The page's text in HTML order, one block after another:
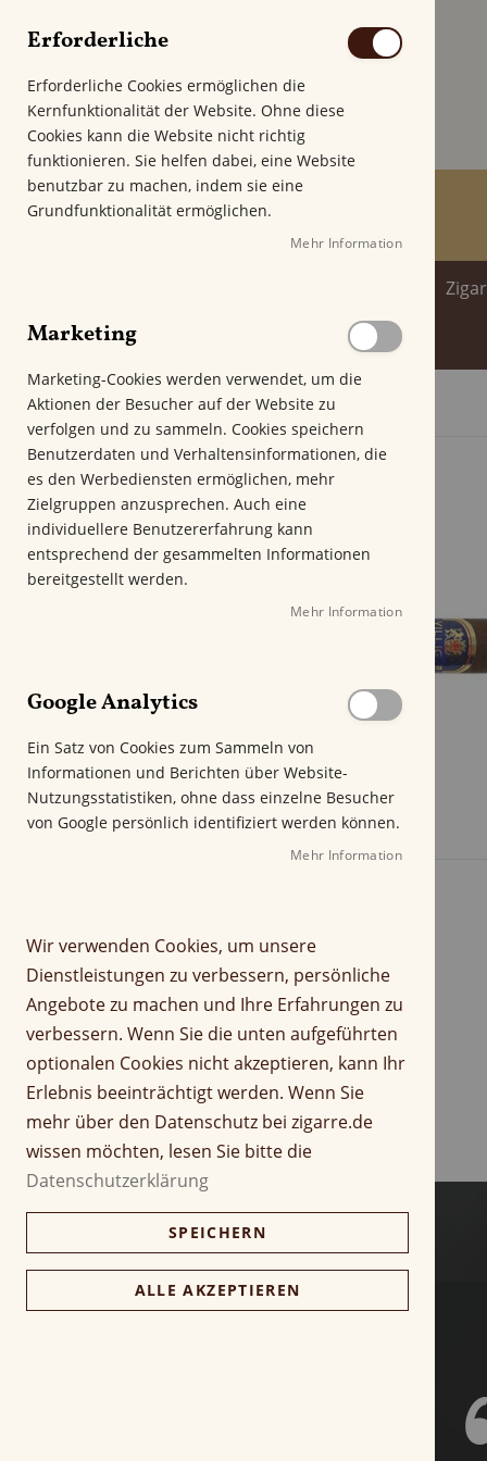
Spirituosenwelt
Startseite Villiger 1888 Nicaragua Robusto
Z
u
E
n
d
e
i
d
g
a
l
s
p
r
n
g
e
n
Z
u
A
n
f
a
g
d
r
i
Erforderliche
Erforderliche Cookies ermöglichen die
Kernfunktionalität der Website. Ohne diese
Cookies kann die Website nicht richtig
funktionieren. Sie helfen dabei, eine Website
benutzbar zu machen, indem sie eine
Grundfunktionalität ermöglichen.
Mehr Information
Marketing
Marketing-Cookies werden verwendet, um die
Aktionen der Besucher auf der Website zu
verfolgen und zu sammeln. Cookies speichern
Benutzerdaten und Verhaltensinformationen, die
es den Werbediensten ermöglichen, mehr
Zielgruppen anzusprechen. Auch eine
individuellere Benutzererfahrung kann
entsprechend der gesammelten Informationen
bereitgestellt werden.
Mehr Information
Google Analytics
Ein Satz von Cookies zum Sammeln von
Informationen und Berichten über Website-
Nutzungsstatistiken, ohne dass einzelne Besucher
von Google persönlich identifiziert werden können.
Mehr Information
Wir verwenden Cookies, um unsere
Dienstleistungen zu verbessern, persönliche
Angebote zu machen und Ihre Erfahrungen zu
verbessern. Wenn Sie die unten aufgeführten
optionalen Cookies nicht akzeptieren, kann Ihr
Erlebnis beeinträchtigt werden. Wenn Sie
mehr über den Datenschutz bei zigarre.de
wissen möchten, lesen Sie bitte die
Datenschutzerklärung
SPEICHERN
ALLE AKZEPTIEREN